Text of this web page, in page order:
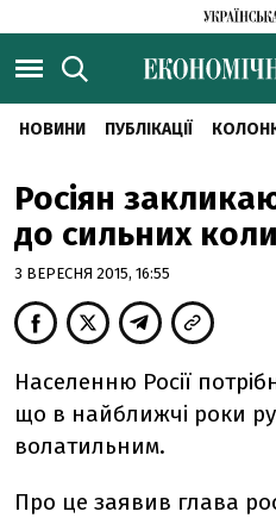
НОВИНИ ПУБЛІКАЦІЇ
Росіян
до сильних
3 ВЕРЕСНЯ 2015, 16:55
Населенню Росії
що в найближчі роки
волатильним.
Про це заявив глава